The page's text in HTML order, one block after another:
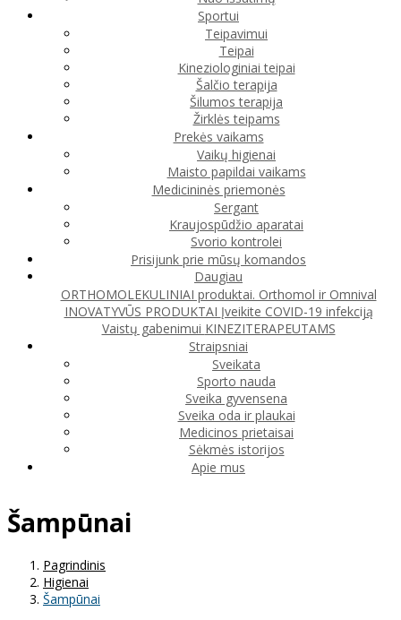
Sportui
Teipavimui
Teipai
Kineziologiniai teipai
Šalčio terapija
Šilumos terapija
Žirklės teipams
Prekės vaikams
Vaikų higienai
Maisto papildai vaikams
Medicininės priemonės
Sergant
Kraujospūdžio aparatai
Svorio kontrolei
Prisijunk prie mūsų komandos
Daugiau
ORTHOMOLEKULINIAI produktai. Orthomol ir Omnival
INOVATYVŪS PRODUKTAI Įveikite COVID-19 infekciją
Vaistų gabenimui KINEZITERAPEUTAMS
Straipsniai
Sveikata
Sporto nauda
Sveika gyvensena
Sveika oda ir plaukai
Medicinos prietaisai
Sėkmės istorijos
Apie mus
Šampūnai
Pagrindinis
Higienai
Šampūnai